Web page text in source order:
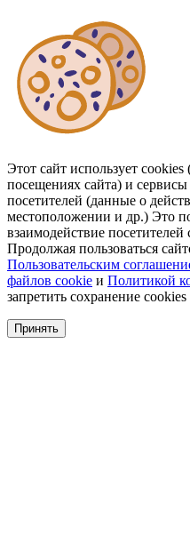
Этот сайт использует
посещениях сайта) и
посетителей (данные о
местоположении и др.) Это
взаимодействие посетителей
Продолжая пользоваться
Пользовательским
файлов cookie и Политикой
запретить сохранение
Принять